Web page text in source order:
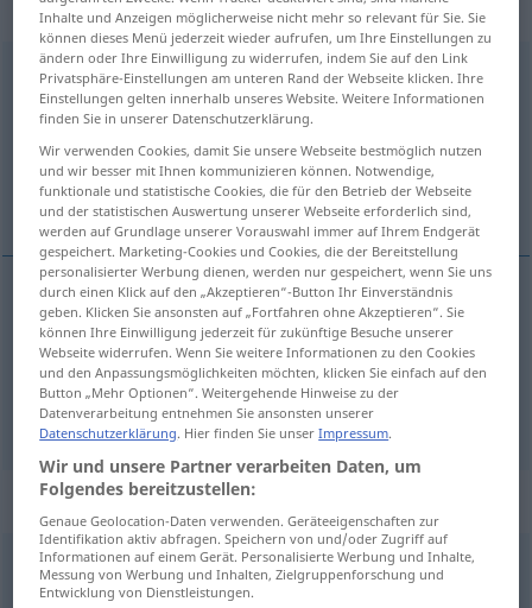
„dentro“: adverbio
dentro [ˈdentro]adv
Übersicht aller Übersetzungen
(Für mehr Details die Übersetzung anklicken/antippen)
darin, drinnen, drin
darin,drinnen dentro
drin dentro FAM
„dentro“: preposición
dentro [ˈdentro]prep
Inhalte und Anzeigen möglicherweise nicht mehr so relevant für Sie. Sie
können dieses Menü jederzeit wieder aufrufen, um Ihre Einstellungen zu
ändern oder Ihre Einwilligung zu widerrufen, indem Sie auf den Link
Privatsphäre-Einstellungen am unteren Rand der Webseite klicken. Ihre
Einstellungen gelten innerhalb unseres Website. Weitere Informationen
finden Sie in unserer Datenschutzerklärung.
Wir verwenden Cookies, damit Sie unsere Webseite bestmöglich nutzen
und wir besser mit Ihnen kommunizieren können. Notwendige,
funktionale und statistische Cookies, die für den Betrieb der Webseite
und der statistischen Auswertung unserer Webseite erforderlich sind,
werden auf Grundlage unserer Vorauswahl immer auf Ihrem Endgerät
gespeichert. Marketing-Cookies und Cookies, die der Bereitstellung
personalisierter Werbung dienen, werden nur gespeichert, wenn Sie uns
durch einen Klick auf den „Akzeptieren“-Button Ihr Einverständnis
geben. Klicken Sie ansonsten auf „Fortfahren ohne Akzeptieren“. Sie
können Ihre Einwilligung jederzeit für zukünftige Besuche unserer
Webseite widerrufen. Wenn Sie weitere Informationen zu den Cookies
und den Anpassungsmöglichkeiten möchten, klicken Sie einfach auf den
Button „Mehr Optionen“. Weitergehende Hinweise zu der
Datenverarbeitung entnehmen Sie ansonsten unserer
Datenschutzerklärung. Hier finden Sie unserImpressum.
Wir und unsere Partner verarbeiten Daten, um
Folgendes bereitzustellen:
Genaue Geolocation-Daten verwenden. Geräteeigenschaften zur
Identifikation aktiv abfragen. Speichern von und/oder Zugriff auf
Informationen auf einem Gerät. Personalisierte Werbung und Inhalte,
Messung von Werbung und Inhalten, Zielgruppenforschung und
Entwicklung von Dienstleistungen.